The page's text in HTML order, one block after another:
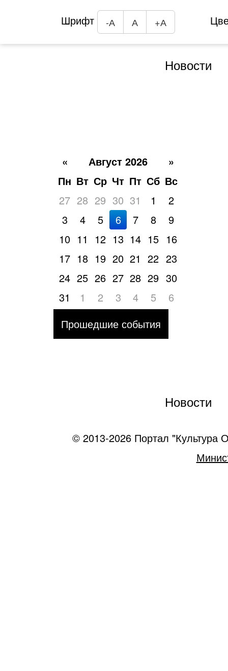
Шрифт -А А +А
Новости
« Август 2026
»
Пн Вт Ср Чт Пт Сб Вс
27 28 29 30 31 1
2
3
4 5 6 7 8
9
10 11 12 13 14 15 16
17 18 19 20 21 22 23
24 25 26 27 28 29 30
31
1 2 3 4 5
6
Прошедшие события
Новости
© 2013-2026 Портал "Культура